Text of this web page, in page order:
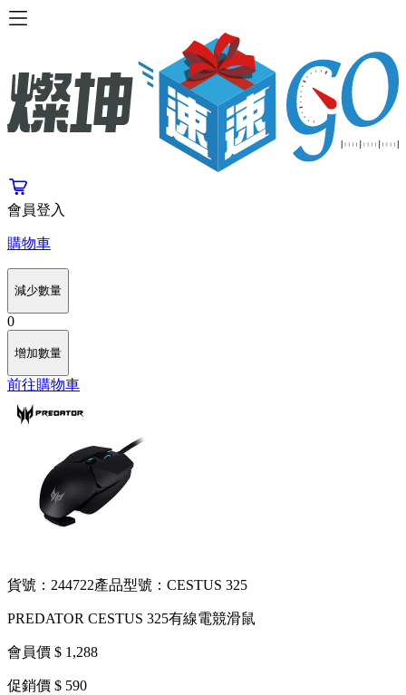
會員登入
購物車
減少數量
0
增加數量
前往購物車
貨號：244722產品型號：CESTUS 325
PREDATOR CESTUS 325有線電競滑鼠
會員價 $ 1,288
促銷價 $ 590